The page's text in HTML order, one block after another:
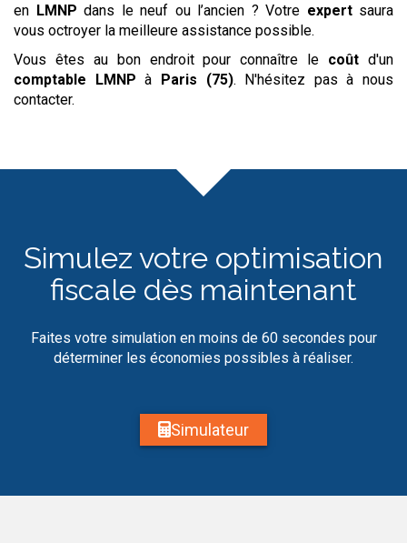
en LMNP dans le neuf ou l’ancien ? Votre expertsaura
vous octroyer la meilleure assistance possible.
Vous êtes au bon endroit pour connaître le coût d'un
comptable LMNP à Paris (75). N'hésitez pas à nous
contacter.
Simulez votre optimisation
fiscale dès maintenant
Faites votre simulation en moins de 60 secondes pour
déterminer les économies possibles à réaliser.
Simulateur